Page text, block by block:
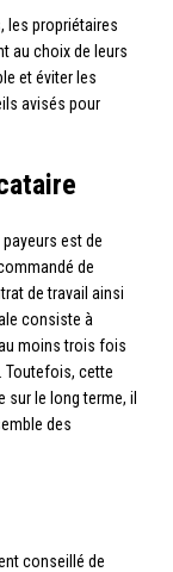
les propriétaires
au choix de leurs
et éviter les
avisés pour
est de
de
de travail ainsi
consiste à
moins trois fois
Toutefois, cette
le long terme, il
des
conseillé de